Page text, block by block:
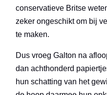
conservatieve Britse
zeker ongeschikt om bij
te maken.
Dus vroeg Galton na
dan achthonderd
hun schatting van het